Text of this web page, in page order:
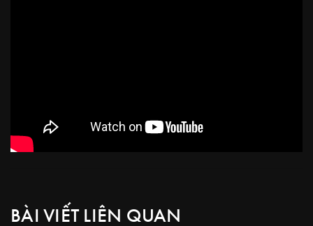
BÀI VIẾT LIÊN QUAN